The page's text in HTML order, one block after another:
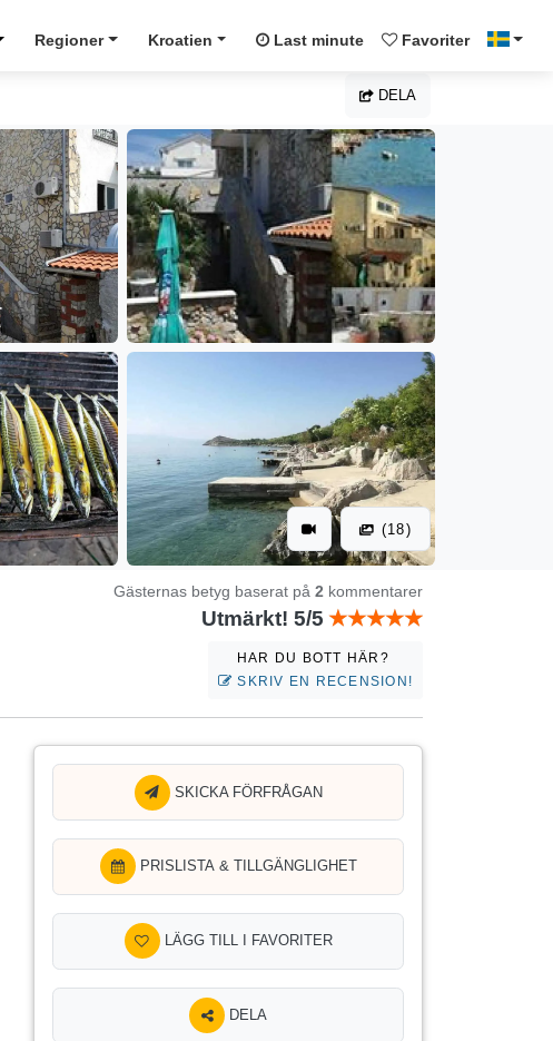
Regioner Kroatien Last minute Favoriter
DELA
(18)
Gästernas betyg baserat på 2 kommentarer
Utmärkt! 5/5
HAR DU BOTT HÄR?
SKRIV EN RECENSION!
SKICKA FÖRFRÅGAN
PRISLISTA & TILLGÄNGLIGHET
LÄGG TILL I FAVORITER
DELA